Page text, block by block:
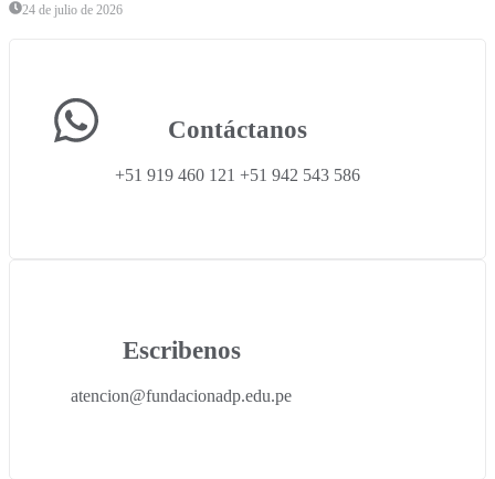
24 de julio de 2026
Contáctanos
+51 919 460 121 +51 942 543 586
Escribenos
atencion@fundacionadp.edu.pe